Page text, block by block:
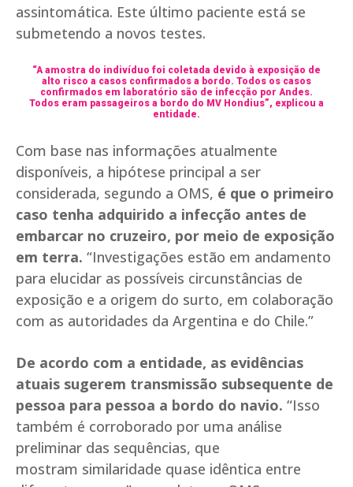
assintomática. Este último paciente está se
submetendo a novos testes.
“A amostra do indivíduo foi coletada devido à exposição de
alto risco a casos confirmados a bordo. Todos os casos
confirmados em laboratório são de infecção por Andes.
Todos eram passageiros a bordo do MV Hondius”, explicou a
entidade.
Com base nas informações atualmente
disponíveis, a hipótese principal a ser
considerada, segundo a OMS, é que o primeiro
caso tenha adquirido a infecção antes de
embarcar no cruzeiro, por meio de exposição
em terra. “Investigações estão em andamento
para elucidar as possíveis circunstâncias de
exposição e a origem do surto, em colaboração
com as autoridades da Argentina e do Chile.”
De acordo com a entidade, as evidências
atuais sugerem transmissão subsequente de
pessoa para pessoa a bordo do navio. “Isso
também é corroborado por uma análise
preliminar das sequências, que
mostram similaridade quase idêntica entre